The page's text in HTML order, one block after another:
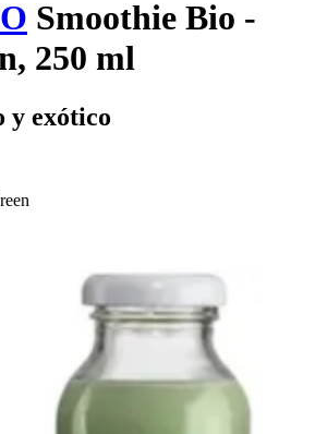
Smoothie Bio -
250 ml
y exótico